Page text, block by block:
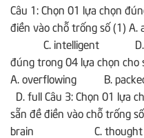
Câu 1: Chọn 01 lựa chọn
điền vào chỗ trống
C. intelligent D.
đúng trong 04 lựa chọn cho
A. overflowing
D. full Câu 3: Chọn 01 lựa
sẵn đề điền vào chỗ
brain C. thought